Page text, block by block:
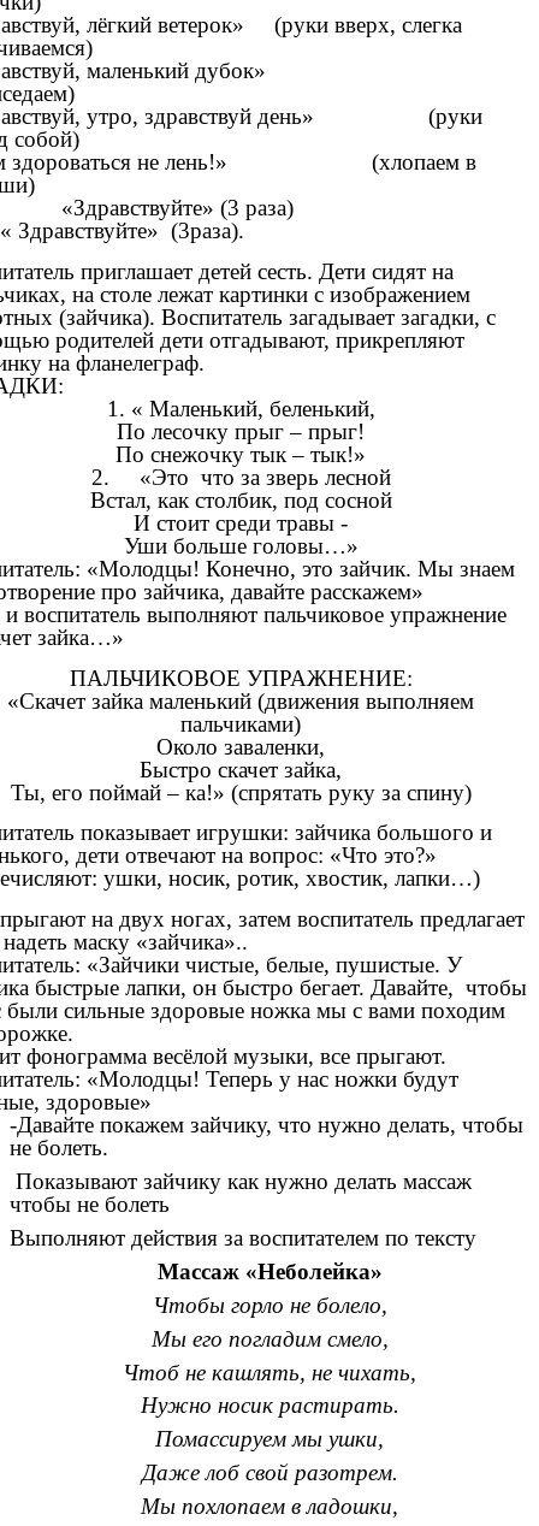
лёгкий ветерок» (руки вверх, слегка
маленький дубок»
утро, здравствуй день» (руки
собой)
здороваться не лень!» (хлопаем в
(3 раза)
Здравствуйте» (3раза).
приглашает детей сесть. Дети сидят на
на столе лежат картинки с изображением
(зайчика). Воспитатель загадывает загадки, с
родителей дети отгадывают, прикрепляют
на фланелеграф.
1. « Маленький, беленький,
По лесочку прыг – прыг!
По снежочку тык – тык!»
2. «Это что за зверь лесной
Встал, как столбик, под сосной
И стоит среди травы -
Уши больше головы…»
«Молодцы! Конечно, это зайчик. Мы знаем
про зайчика, давайте расскажем»
воспитатель выполняют пальчиковое упражнение
зайка…»
ПАЛЬЧИКОВОЕ УПРАЖНЕНИЕ:
«Скачет зайка маленький (движения выполняем
пальчиками)
Около заваленки,
Быстро скачет зайка,
Ты, его поймай – ка!» (спрятать руку за спину)
показывает игрушки: зайчика большого и
дети отвечают на вопрос: «Что это?»
ушки, носик, ротик, хвостик, лапки…)
на двух ногах, затем воспитатель предлагает
маску «зайчика»..
«Зайчики чистые, белые, пушистые. У
быстрые лапки, он быстро бегает. Давайте, чтобы
были сильные здоровые ножка мы с вами походим
фонограмма весёлой музыки, все прыгают.
«Молодцы! Теперь у нас ножки будут
здоровые»
-Давайте покажем зайчику, что нужно делать, чтобы
не болеть.
Показывают зайчику как нужно делать массаж
чтобы не болеть
Выполняют действия за воспитателем по тексту
Массаж «Неболейка»
Чтобы горло не болело,
Мы его погладим смело,
Чтоб не кашлять, не чихать,
Нужно носик растирать.
Помассируем мы ушки,
Даже лоб свой разотрем.
Мы похлопаем в ладошки,